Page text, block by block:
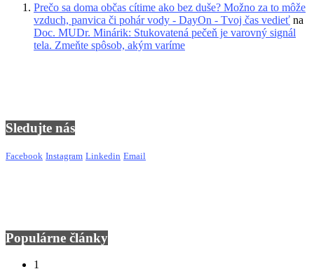
Prečo sa doma občas cítime ako bez duše? Možno za to môže
vzduch, panvica či pohár vody - DayOn - Tvoj čas vedieť na
Doc. MUDr. Minárik: Stukovatená pečeň je varovný signál
tela. Zmeňte spôsob, akým varíme
Sledujte nás
Facebook Instagram Linkedin Email
Populárne články
1